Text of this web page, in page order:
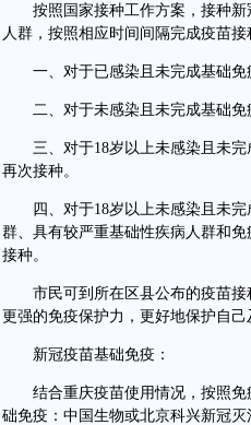
按照国家接种工作方案，接种新
人群，按照相应时间间隔完成疫苗接
一、对于已感染且未完成基础免
二、对于未感染且未完成基础免
三、对于18岁以上未感染且未完
再次接种。
四、对于18岁以上未感染且未完
群、具有较严重基础性疾病人群和
接种。
市民可到所在区县公布的疫苗接
更强的免疫保护力，更好地保护自己
新冠疫苗基础免疫：
结合重庆疫苗使用情况，按照免
础免疫：中国生物或北京科兴新冠